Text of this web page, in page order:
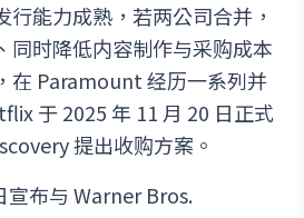
行能力成熟，若两公司合并，
同时降低内容制作与采购成本
在 Paramount 经历一系列并
于 2025 年 11 月 20 日正式
提出收购方案。
宣布与 Warner Bros.